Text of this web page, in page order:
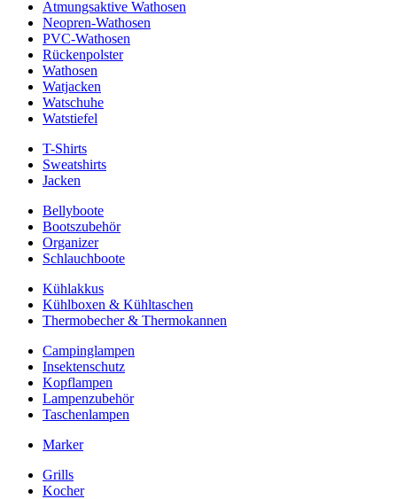
Atmungsaktive Wathosen
Neopren-Wathosen
PVC-Wathosen
Rückenpolster
Wathosen
Watjacken
Watschuhe
Watstiefel
T-Shirts
Sweatshirts
Jacken
Bellyboote
Bootszubehör
Organizer
Schlauchboote
Kühlakkus
Kühlboxen & Kühltaschen
Thermobecher & Thermokannen
Campinglampen
Insektenschutz
Kopflampen
Lampenzubehör
Taschenlampen
Marker
Grills
Kocher